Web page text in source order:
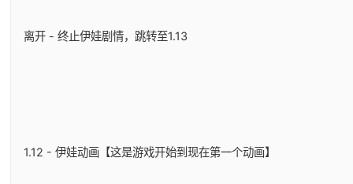
离开 - 终止伊娃剧情，跳转至1.13
1.12 - 伊娃动画【这是游戏开始到现在第一个动画】